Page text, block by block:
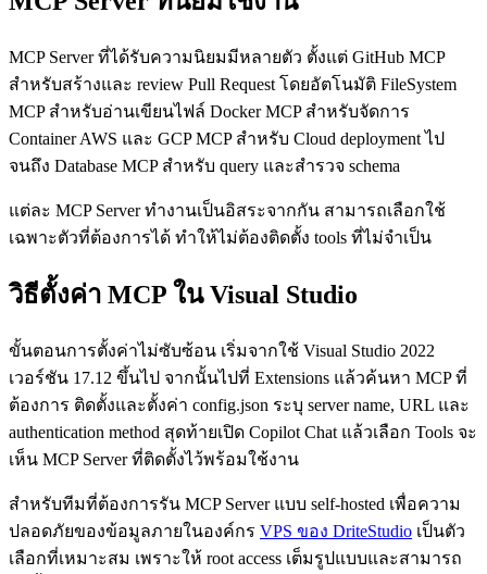
MCP Server ที่ได้รับความนิยมมีหลายตัว ตั้งแต่ GitHub MCP
สำหรับสร้างและ review Pull Request โดยอัตโนมัติ FileSystem
MCP สำหรับอ่านเขียนไฟล์ Docker MCP สำหรับจัดการ
Container AWS และ GCP MCP สำหรับ Cloud deployment ไป
จนถึง Database MCP สำหรับ query และสำรวจ schema
แต่ละ MCP Server ทำงานเป็นอิสระจากกัน สามารถเลือกใช้
เฉพาะตัวที่ต้องการได้ ทำให้ไม่ต้องติดตั้ง tools ที่ไม่จำเป็น
วิธีตั้งค่า MCP ใน Visual Studio
ขั้นตอนการตั้งค่าไม่ซับซ้อน เริ่มจากใช้ Visual Studio 2022
เวอร์ชัน 17.12 ขึ้นไป จากนั้นไปที่ Extensions แล้วค้นหา MCP ที่
ต้องการ ติดตั้งและตั้งค่า config.json ระบุ server name, URL และ
authentication method สุดท้ายเปิด Copilot Chat แล้วเลือก Tools จะ
เห็น MCP Server ที่ติดตั้งไว้พร้อมใช้งาน
สำหรับทีมที่ต้องการรัน MCP Server แบบ self-hosted เพื่อความ
ปลอดภัยของข้อมูลภายในองค์กร VPS ของ DriteStudio เป็นตัว
เลือกที่เหมาะสม เพราะให้ root access เต็มรูปแบบและสามารถ